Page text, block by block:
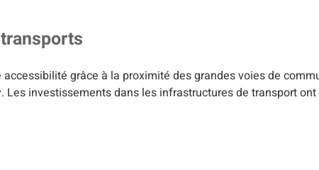
accessibilité grâce à la proximité des grandes voies de
investissements dans les infrastructures de transport